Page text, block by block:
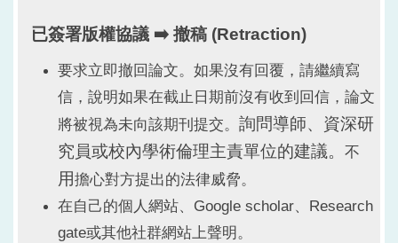
已簽署版權協議 ➡️ 撤稿 (Retraction)
要求立即撤回論文。如果沒有回覆，請繼續寫
信，說明如果在截止日期前沒有收到回信，論文
將被視為未向該期刊提交。 詢問導師、資深研
究員或校內學術倫理主責單位的建議。 不
用擔心對方提出的法律威脅。
在自己的個人網站、Google scholar、Research
gate或其他社群網站上聲明。